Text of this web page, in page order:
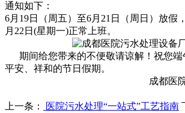
通知如下：
6月19日（周五）至6月21日（周日）放假
月22日(星期一)正常上班。
期间给您带来的不便敬请谅解！祝您端
平安、祥和的节日假期。
成都医
上一条：
医院污水处理“一站式”工艺指南